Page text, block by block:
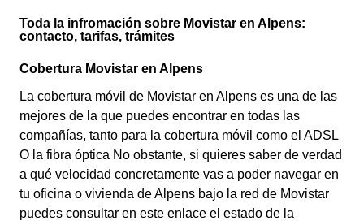
Toda la infromación sobre Movistar en Alpens:
contacto, tarifas, trámites
Cobertura Movistar en Alpens
La cobertura móvil de Movistar en Alpens es una de las
mejores de la que puedes encontrar en todas las
compañías, tanto para la cobertura móvil como el ADSL
O la fibra óptica No obstante, si quieres saber de verdad
a qué velocidad concretamente vas a poder navegar en
tu oficina o vivienda de Alpens bajo la red de Movistar
puedes consultar en este enlace el estado de la